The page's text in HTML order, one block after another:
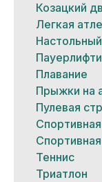
Козацкий
Легкая
Плавание
Прыжки на
Пулевая
Теннис
Триатлон